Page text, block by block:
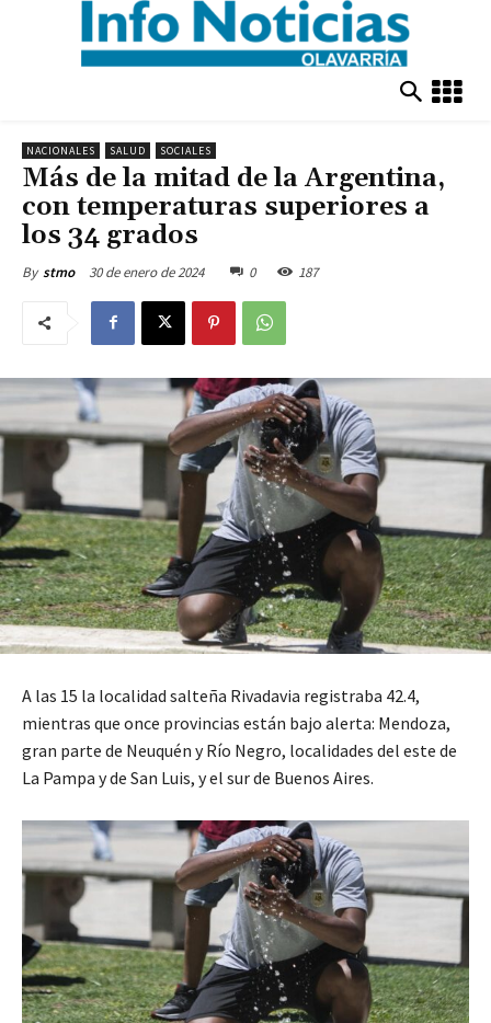
NACIONALES SALUD SOCIALES
Más de la mitad de la Argentina,
con temperaturas superiores a
los 34 grados
By stmo 30 de enero de 2024 0 187
A las 15 la localidad salteña Rivadavia registraba 42.4,
mientras que once provincias están bajo alerta: Mendoza,
gran parte de Neuquén y Río Negro, localidades del este de
La Pampa y de San Luis, y el sur de Buenos Aires.